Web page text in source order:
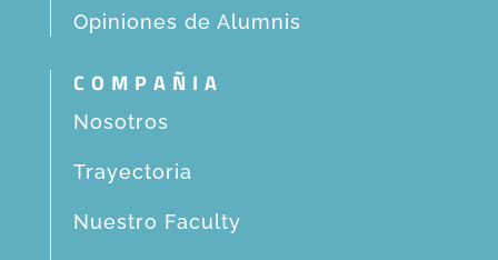
Opiniones de Alumnis
COMPAÑIA
Nosotros
Trayectoria
Nuestro Faculty